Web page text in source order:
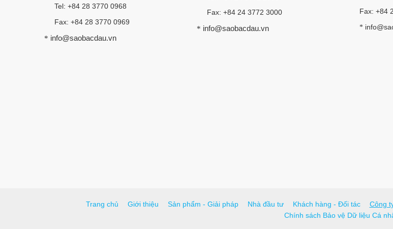
Tel: +84 28 3770 0968
Fax: +84 28 3770 0969
* info@saobacdau.vn
Fax: +84 24 3772 3000
* info@saobacdau.vn
Fax: +84
*
Trang chủ Giới thiệu Sản phẩm - Giải pháp Nhà đầu tư Khách hàng - Đối tác Công
Chính sách Bảo vệ Dữ liệu Cá